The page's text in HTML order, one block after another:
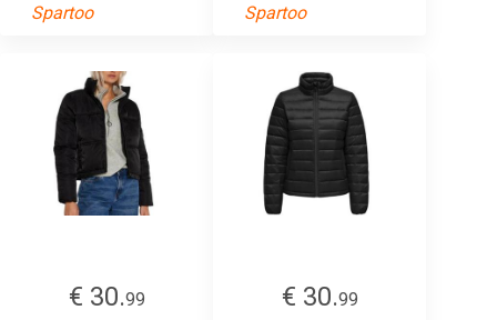
Spartoo Spartoo
€ 30.99
€ 30.99